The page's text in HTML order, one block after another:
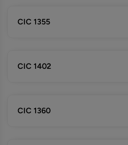
CIC 1355
CIC 1402
CIC 1360